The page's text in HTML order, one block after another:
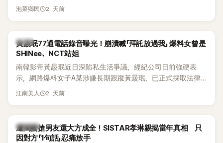
獲選為第三首翻唱歌曲的主唱，並於近期完成錄音。
泡菜鄉民 2 天前
韓星
黃晸珉77通電話錄音曝光！崩潰喊「拜託放過我」 爆料女曾是
SHINee、NCT站姐
南韓影帝黃晸珉近日深陷私生活爭議，經紀公司日前強硬表
示，網路爆料女子A某涉嫌長期跟蹤黃晸珉，已正式採取法律
行動。不過，A並未停止發聲，持續透過社群平台公開爆料，反
的錄音內容，而A也首度承認自己過去曾是SHINee、NCT等偶
像團體的「站姐」，事件持續延燒。
江南美人 2 天前
K-POP
遭閨蜜搶男友還大方成全！SISTAR孝琳親揭當年真相 只
因對方「1句話」忍痛放手